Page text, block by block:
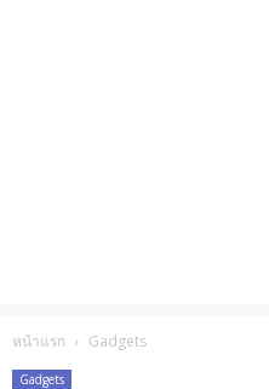
หน้าแรก Gadgets
Gadgets